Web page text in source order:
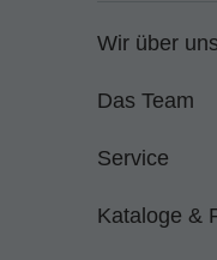
Wir über
Das Team
Service
Kataloge &